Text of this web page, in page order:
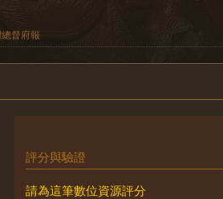
督府報
評分與驗證
請為這筆數位資源評分